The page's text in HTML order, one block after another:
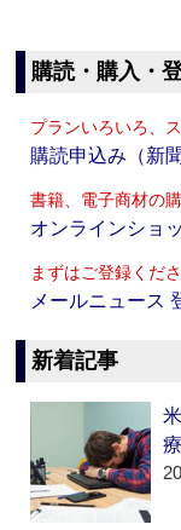
購読・購入・
プランいろいろ、
購読申込み（新
書籍、電子商材の
オンラインショ
まずはご登録くだ
メールニュース
新着記事